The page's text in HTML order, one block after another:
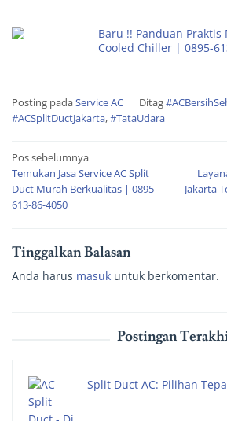
Baru !! Panduan
Cooled Chiller | 0895-
Posting padaService AC Ditag
#ACSplitDuctJakarta,#TataUdara
Pos sebelumnya
Temukan Jasa Service AC Split
Duct Murah Berkualitas | 0895-
613-86-4050
Jakarta
Tinggalkan Balasan
Anda harus masuk untuk berkomentar.
Postingan
Split Duct AC: Pilihan